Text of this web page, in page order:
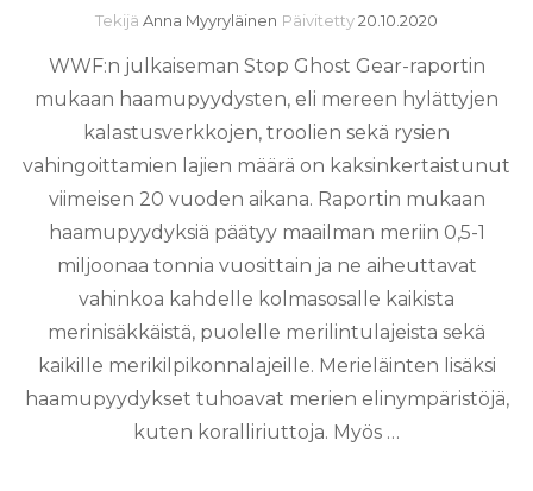
Tekijä Anna Myyryläinen Päivitetty20.10.2020
WWF:n julkaiseman Stop Ghost Gear-raportin
mukaan haamupyydysten, eli mereen hylättyjen
kalastusverkkojen, troolien sekä rysien
vahingoittamien lajien määrä on kaksinkertaistunut
viimeisen 20 vuoden aikana. Raportin mukaan
haamupyydyksiä päätyy maailman meriin 0,5-1
miljoonaa tonnia vuosittain ja ne aiheuttavat
vahinkoa kahdelle kolmasosalle kaikista
merinisäkkäistä, puolelle merilintulajeista sekä
kaikille merikilpikonnalajeille. Merieläinten lisäksi
haamupyydykset tuhoavat merien elinympäristöjä,
kuten koralliriuttoja. Myös …